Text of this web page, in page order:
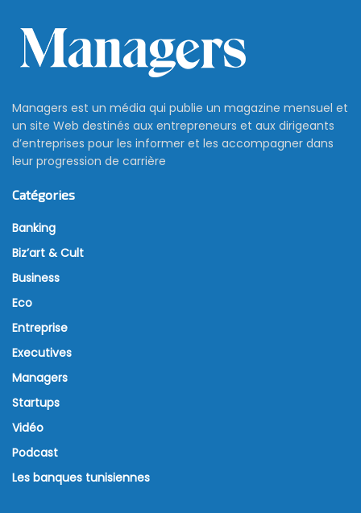
Managers est un média qui publie un magazine mensuel et
un site Web destinés aux entrepreneurs et aux dirigeants
d’entreprises pour les informer et les accompagner dans
leur progression de carrière
Catégories
Banking
Biz’art & Cult
Business
Eco
Entreprise
Executives
Managers
Startups
Vidéo
Podcast
Les banques tunisiennes